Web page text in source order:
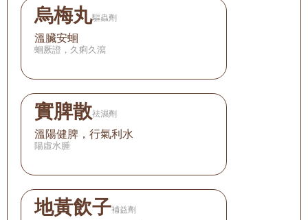
烏梅丸驅蟲劑
溫臟安蛔
蛔厥證，久痢久瀉
實脾散祛濕劑
溫陽健脾，行氣利水
陽虛水腫
地黃飲子補益劑